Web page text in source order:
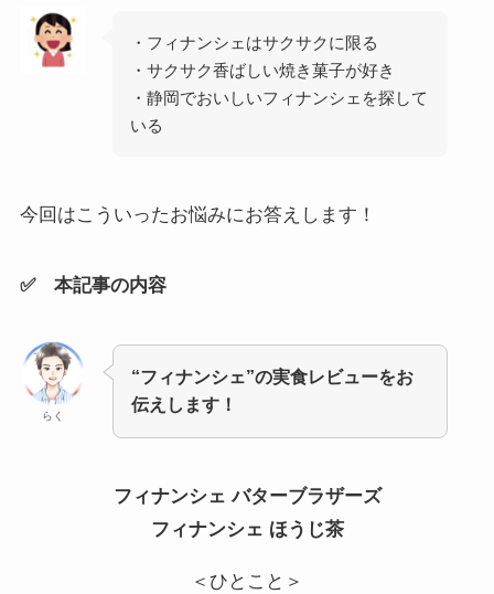
・フィナンシェはサクサクに限る
・サクサク香ばしい焼き菓子が好き
・静岡でおいしいフィナンシェを探して
いる
今回はこういったお悩みにお答えします！
✅ 本記事の内容
らく
“フィナンシェ”の実食レビューをお
伝えします！
フィナンシェ バターブラザーズ
フィナンシェ ほうじ茶
＜ひとこと＞